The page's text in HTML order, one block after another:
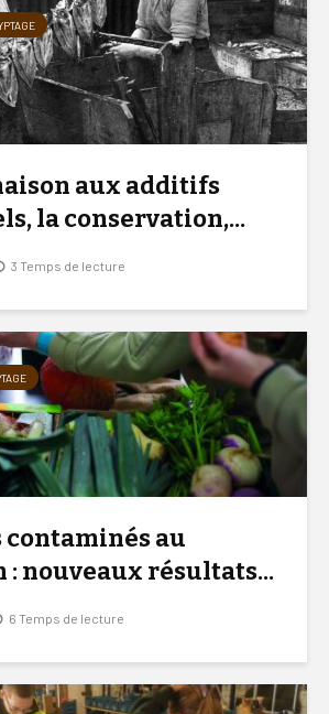
aux additifs
la conservation,...
3 Temps de lecture
contaminés au
: nouveaux résultats...
6 Temps de lecture